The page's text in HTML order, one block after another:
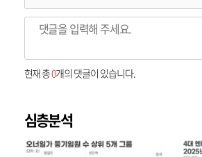
현재 총0개의 댓글이 있습니다.
심층분석